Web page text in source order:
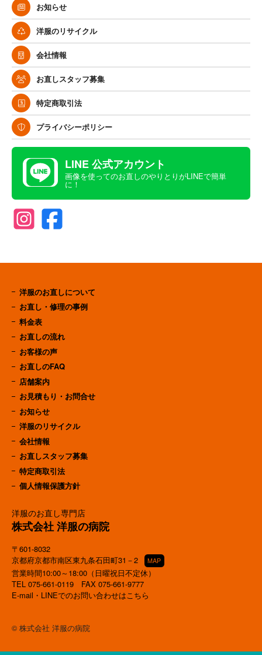
お知らせ
洋服のリサイクル
会社情報
お直しスタッフ募集
特定商取引法
プライバシーポリシー
LINE 公式アカウント
画像を使ってのお直しのやりとりがLINEで簡単
に！
洋服のお直し専門店
株式会社 洋服の病院
〒601-8032
京都府京都市南区東九条石田町31－2
MAP
営業時間10:00～18:00（日曜祝日不定休）
TEL 075-661-0119 FAX 075-661-9777
E-mail・LINEでのお問い合わせはこちら
洋服のお直しについて
お直し・修理の事例
料金表
お直しの流れ
お客様の声
お直しのFAQ
店舗案内
お見積もり・お問合せ
お知らせ
洋服のリサイクル
会社情報
お直しスタッフ募集
特定商取引法
個人情報保護方針
© 株式会社 洋服の病院